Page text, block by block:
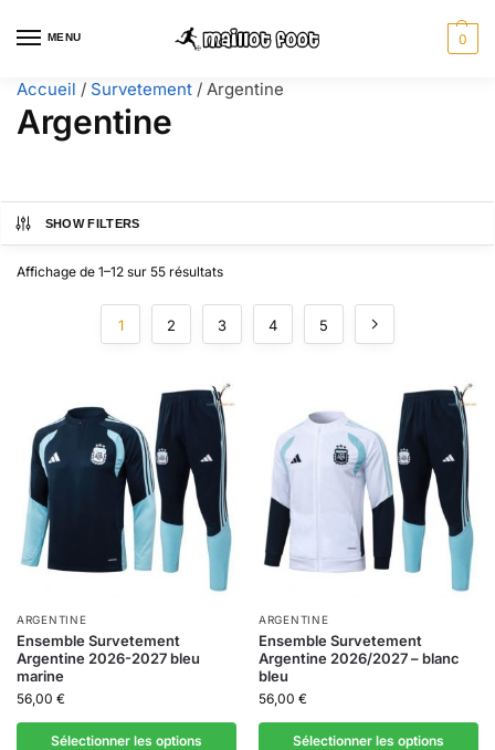
MENU 0
Accueil / Survetement / Argentine
Argentine
SHOW FILTERS
Affichage de 1–12 sur 55 résultats
1 2 3 4 5
ARGENTINE
Ensemble Survetement
Argentine 2026-2027 bleu
marine
56,00 €
Sélectionner les options
ARGENTINE
Ensemble Survetement
Argentine 2026/2027 – blanc
bleu
56,00 €
Sélectionner les options